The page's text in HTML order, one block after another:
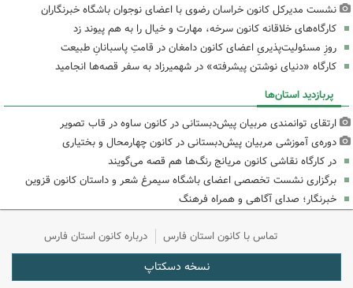
نشست مدیرکل کانون خراسان رضوی با اعضای نوجوان باشگاه خبرنگاران
کارگاه‌های خلاقانه کانون سرخه، مهارت و خیال را به هم پیوند زد
روزِ مسئولیت‌پذیریِ اعضای کانون دامغان در قامتِ پاسبانانِ طبیعت
کارگاه «دنیای نوشتن پیشرفته» در شهمیرزاد به سفر قصه‌ها انجامید
پربازدید استان‌ها
ارتقای توانمندی مربیان پیش‌دبستانی در کانون ساوه در قاب تصویر
دوره‌ی آموزشی مربیان پیش‌دبستانی در کانون چهارمحال و بختیاری
در کارگاه نقاشی کانون مریانج رنگ‌ها هم قصه می‌گویند
برگزاری نشست تخصصی اعضای باشگاه سیمرغ شعر و داستان کانون قزوین
خبرنگار؛ صدای آگاهی و همراه فرهنگ
تماس با کانون استان فارس درباره کانون استان فارس
نسخه دسکتاپ